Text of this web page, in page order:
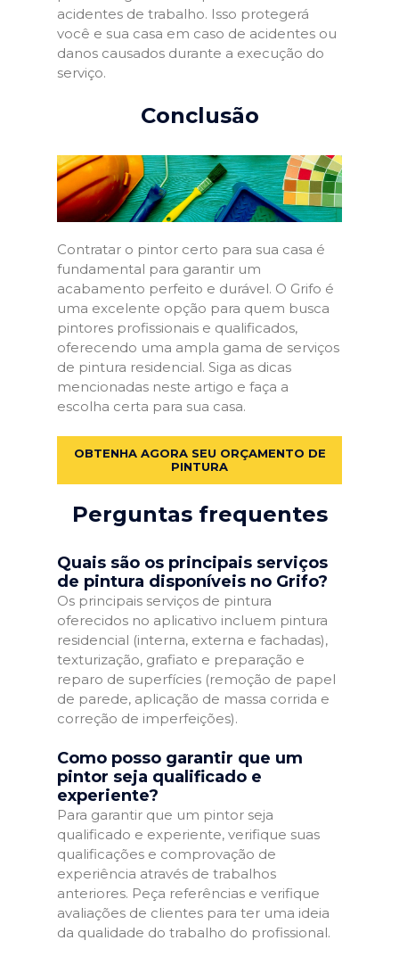
acidentes de trabalho. Isso protegerá
você e sua casa em caso de acidentes ou
danos causados durante a execução do
serviço.
Conclusão
Contratar o pintor certo para sua casa é
fundamental para garantir um
acabamento perfeito e durável. O Grifo é
uma excelente opção para quem busca
pintores profissionais e qualificados,
oferecendo uma ampla gama de serviços
de pintura residencial. Siga as dicas
mencionadas neste artigo e faça a
escolha certa para sua casa.
OBTENHA AGORA SEU ORÇAMENTO DE
PINTURA
Perguntas frequentes
Quais são os principais serviços
de pintura disponíveis no Grifo?
Os principais serviços de pintura
oferecidos no aplicativo incluem pintura
residencial (interna, externa e fachadas),
texturização, grafiato e preparação e
reparo de superfícies (remoção de papel
de parede, aplicação de massa corrida e
correção de imperfeições).
Como posso garantir que um
pintor seja qualificado e
experiente?
Para garantir que um pintor seja
qualificado e experiente, verifique suas
qualificações e comprovação de
experiência através de trabalhos
anteriores. Peça referências e verifique
avaliações de clientes para ter uma ideia
da qualidade do trabalho do profissional.